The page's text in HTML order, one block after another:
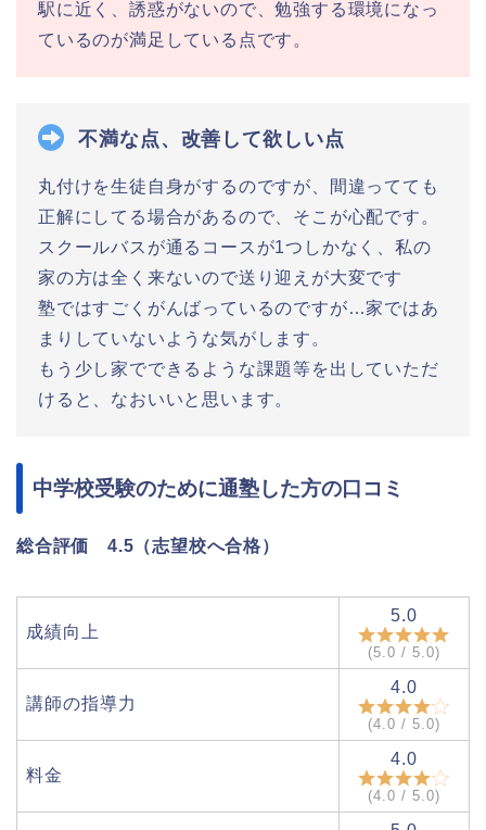
駅に近く、誘惑がないので、勉強する環境になっ
ているのが満足している点です。
不満な点、改善して欲しい点
丸付けを生徒自身がするのですが、間違ってても
正解にしてる場合があるので、そこが心配です。
スクールバスが通るコースが1つしかなく、私の
家の方は全く来ないので送り迎えが大変です
塾ではすごくがんばっているのですが…家ではあ
まりしていないような気がします。
もう少し家でできるような課題等を出していただ
けると、なおいいと思います。
中学校受験のために通塾した方の口コミ
総合評価 4.5（志望校へ合格）
成績向上
5.0
(5.0 / 5.0)
講師の指導力
4.0
(4.0 / 5.0)
料金
4.0
(4.0 / 5.0)